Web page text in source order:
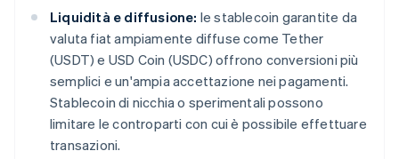
Liquidità e diffusione: le stablecoin garantite da
valuta fiat ampiamente diffuse come Tether
(USDT) e USD Coin (USDC) offrono conversioni più
semplici e un'ampia accettazione nei pagamenti.
Stablecoin di nicchia o sperimentali possono
limitare le controparti con cui è possibile effettuare
transazioni.